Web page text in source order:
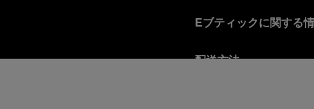
Eブティックに関する
配送方法